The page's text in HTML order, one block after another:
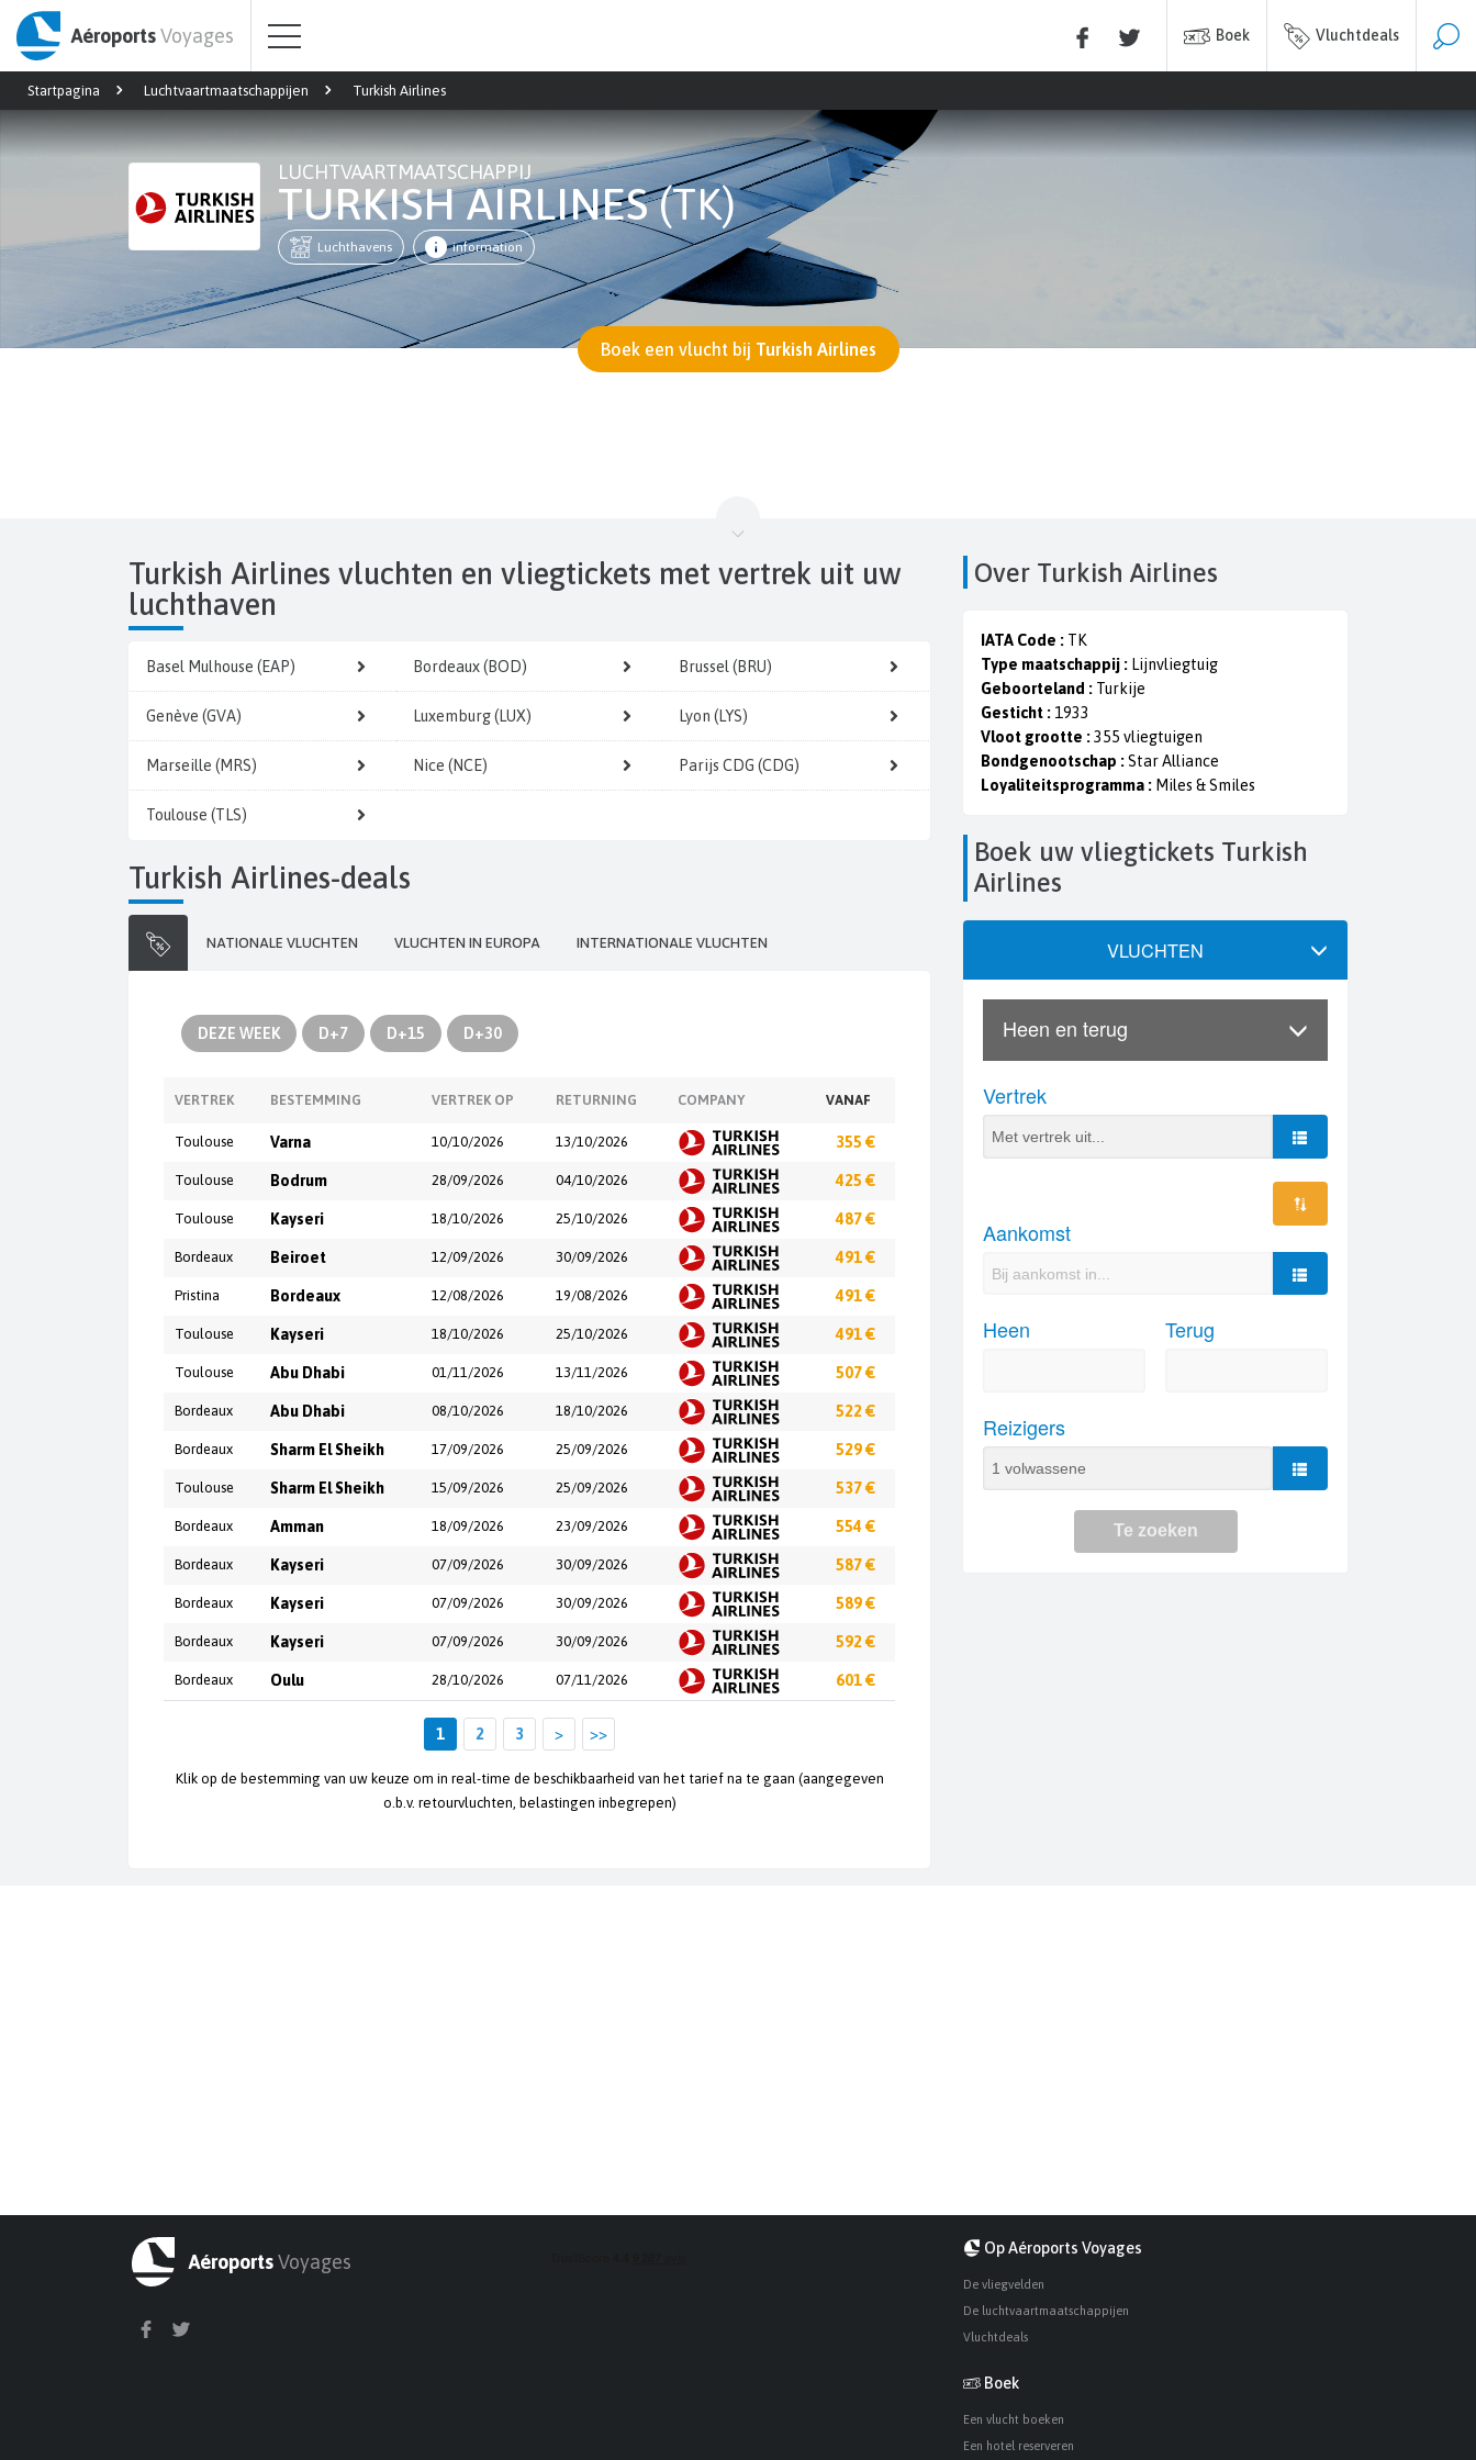
AéroportsVoyages Boek Vluchtdeals
Startpagina Luchtvaartmaatschappijen Turkish Airlines
LUCHTVAARTMAATSCHAPPIJ
TURKISH AIRLINES(TK)
Luchthavens information
Boek een vlucht bij Turkish Airlines
Turkish Airlines vluchten en vliegtickets met vertrek uit uw
luchthaven
Basel Mulhouse (EAP) Bordeaux (BOD) Brussel (BRU)
Genève (GVA) Luxemburg (LUX) Lyon (LYS)
Marseille (MRS) Nice (NCE) Parijs CDG (CDG)
Toulouse (TLS)
Turkish Airlines-deals
NATIONALE VLUCHTEN VLUCHTEN IN EUROPA INTERNATIONALE VLUCHTEN
DEZE WEEK D+7 D+15 D+30
VERTREK BESTEMMING VERTREK OP RETURNING COMPANY VANAF
Toulouse Varna 10/10/2026 13/10/2026 355 €
Toulouse Bodrum 28/09/2026 04/10/2026 425 €
Toulouse Kayseri 18/10/2026 25/10/2026 487 €
Bordeaux Beiroet 12/09/2026 30/09/2026 491 €
Pristina Bordeaux 12/08/2026 19/08/2026 491 €
Toulouse Kayseri 18/10/2026 25/10/2026 491 €
Toulouse Abu Dhabi 01/11/2026 13/11/2026 507 €
Bordeaux Abu Dhabi 08/10/2026 18/10/2026 522 €
Bordeaux Sharm El Sheikh 17/09/2026 25/09/2026 529 €
Toulouse Sharm El Sheikh 15/09/2026 25/09/2026 537 €
Bordeaux Amman 18/09/2026 23/09/2026 554 €
Bordeaux Kayseri 07/09/2026 30/09/2026 587 €
Bordeaux Kayseri 07/09/2026 30/09/2026 589 €
Bordeaux Kayseri 07/09/2026 30/09/2026 592 €
Bordeaux Oulu 28/10/2026 07/11/2026 601 €
1 2 3 > >>
Klik op de bestemming van uw keuze om in real-time de beschikbaarheid van het tarief na te gaan (aangegeven
o.b.v. retourvluchten, belastingen inbegrepen)
Over Turkish Airlines
IATA Code : TK
Type maatschappij : Lijnvliegtuig
Geboorteland : Turkije
Gesticht : 1933
Vloot grootte :355 vliegtuigen
Bondgenootschap :Star Alliance
Loyaliteitsprogramma : Miles & Smiles
Boek uw vliegtickets Turkish
Airlines
AéroportsVoyages
Op Aéroports Voyages
De vliegvelden
De luchtvaartmaatschappijen
Vluchtdeals
Boek
Een vlucht boeken
Een hotel reserveren